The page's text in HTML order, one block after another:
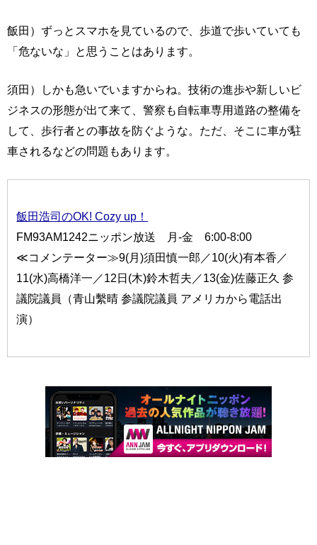
飯田）ずっとスマホを見ているので、歩道で歩いていても
「危ないな」と思うことはあります。
須田）しかも急いでいますからね。技術の進歩や新しいビ
ジネスの形態が出て来て、警察も自転車専用道路の整備を
して、歩行者との事故を防ぐような。ただ、そこに車が駐
車されるなどの問題もあります。
飯田浩司のOK! Cozy up！
FM93AM1242ニッポン放送 月-金 6:00-8:00
≪コメンテーター≫9(月)須田慎一郎／10(火)有本香／
11(水)高橋洋一／12日(木)鈴木哲夫／13(金)佐藤正久 参
議院議員（青山繫晴 参議院議員 アメリカから電話出
演）